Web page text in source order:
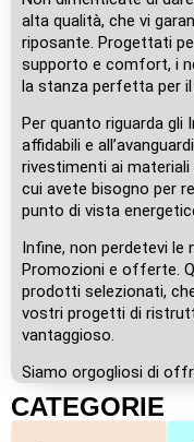
alta qualità, che vi
riposante. Progettati
supporto e comfort, i
la stanza perfetta per il
Per quanto riguarda gli
affidabili e
rivestimenti ai
cui avete bisogno per
punto di vista
Infine, non perdetevi
Promozioni e offerte.
prodotti selezionati,
vostri progetti di
vantaggioso.
Siamo orgogliosi di
CATEGORIE